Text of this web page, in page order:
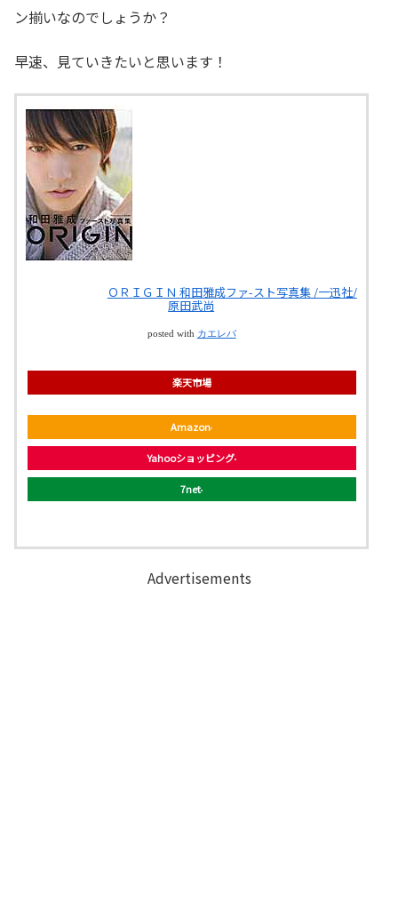
ン揃いなのでしょうか？
早速、見ていきたいと思います！
ＯＲＩＧＩＮ 和田雅成ファ-スト写真集 /一迅社/
原田武尚
posted with カエレバ
楽天市場
Amazon
Yahooショッピング
7net
Advertisements